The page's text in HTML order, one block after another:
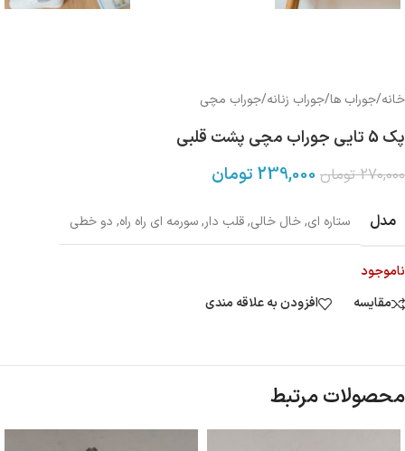
خانه/جوراب ها/جوراب زنانه/جوراب مچی
پک 5 تایی جوراب مچی پشت قلبی
270,000 تومان 239,000 تومان
مدل ستاره ای,خال خالی,قلب دار,سورمه ای راه راه, دو خطی
ناموجود
مقایسه
افزودن به علاقه مندی
محصولات مرتبط